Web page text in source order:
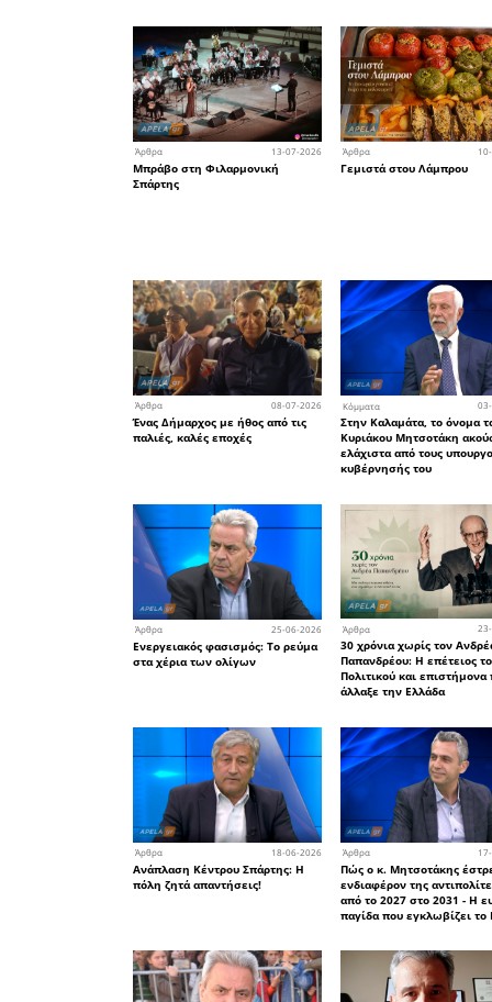
πληρωμές
36,4%.
• Την 4-
δις Ευρώ
με πριν.
φόρους
επί
• Στην